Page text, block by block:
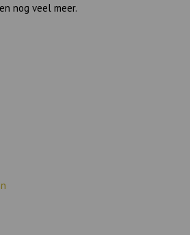
nog veel meer.